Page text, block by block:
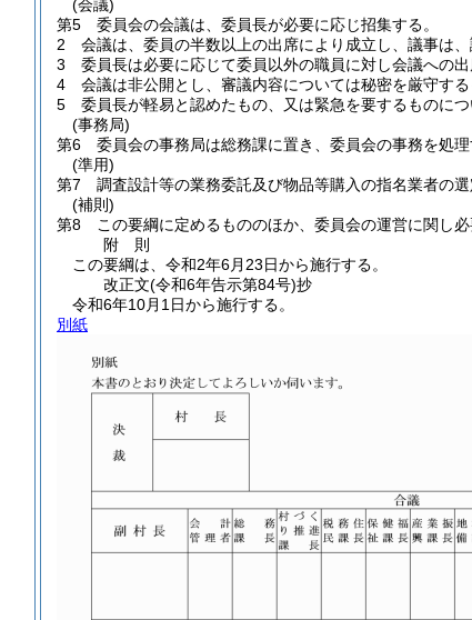
(会議)
第5 委員会の会議は、委員長が必要に応じ招集する。
2 会議は、委員の半数以上の出席により成立し、議事は
3 委員長は必要に応じて委員以外の職員に対し会議への出
4 会議は非公開とし、審議内容については秘密を厳守する
5 委員長が軽易と認めたもの、又は緊急を要するものに
(事務局)
第6 委員会の事務局は総務課に置き、委員会の事務を処理
(準用)
第7 調査設計等の業務委託及び物品等購入の指名業者の選
(補則)
第8 この要綱に定めるもののほか、委員会の運営に関し必
附 則
この要綱は、令和2年6月23日から施行する。
改正文(令和6年告示第84号)抄
令和6年10月1日から施行する。
別紙